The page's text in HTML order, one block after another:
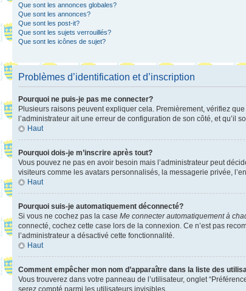
Que sont les annonces globales?
Que sont les annonces?
Que sont les post-it?
Que sont les sujets verrouillés?
Que sont les icônes de sujet?
Problèmes d’identification et d’inscription
Pourquoi ne puis-je pas me connecter?
Plusieurs raisons peuvent expliquer cela. Premièrement, vérifiez
l’administrateur ait une erreur de configuration de son côté, et qu’il
Haut
Pourquoi dois-je m’inscrire après tout?
Vous pouvez ne pas en avoir besoin mais l’administrateur peut
visiteurs comme les avatars personnalisés, la messagerie privée,
Haut
Pourquoi suis-je automatiquement déconnecté?
Si vous ne cochez pas la case Me connecter automatiquement à
connecté, cochez cette case lors de la connexion. Ce n’est pas
l’administrateur a désactivé cette fonctionnalité.
Haut
Comment empêcher mon nom d’apparaître dans la liste des
Vous trouverez dans votre panneau de l’utilisateur, onglet
serez compté parmi les utilisateurs invisibles.